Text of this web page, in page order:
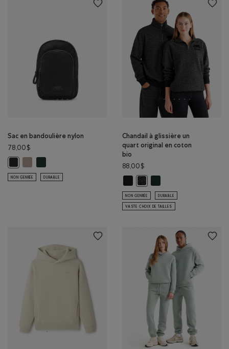
Sac en bandoulière nylon
78,00$
NON GENRÉE DURABLE
Chandail à glissière un
quart original en coton
bio
88,00$
Chandail à glissière un quart
Chandail à glissière un quart
NON GENRÉE DURABLE
VASTE CHOIX DE TAILLES